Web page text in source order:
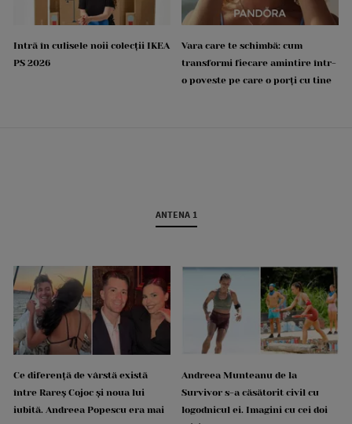
Intră în culisele noii colecții IKEA
PS 2026
Vara care te schimbă: cum
transformi fiecare amintire într-
o poveste pe care o porți cu tine
ANTENA 1
Ce diferență de vârstă există
între Rareș Cojoc și noua lui
iubită. Andreea Popescu era mai
Andreea Munteanu de la
Survivor s-a căsătorit civil cu
logodnicul ei. Imagini cu cei doi